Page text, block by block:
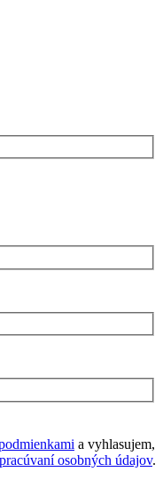
a vyhlasujem,
osobných údajov.